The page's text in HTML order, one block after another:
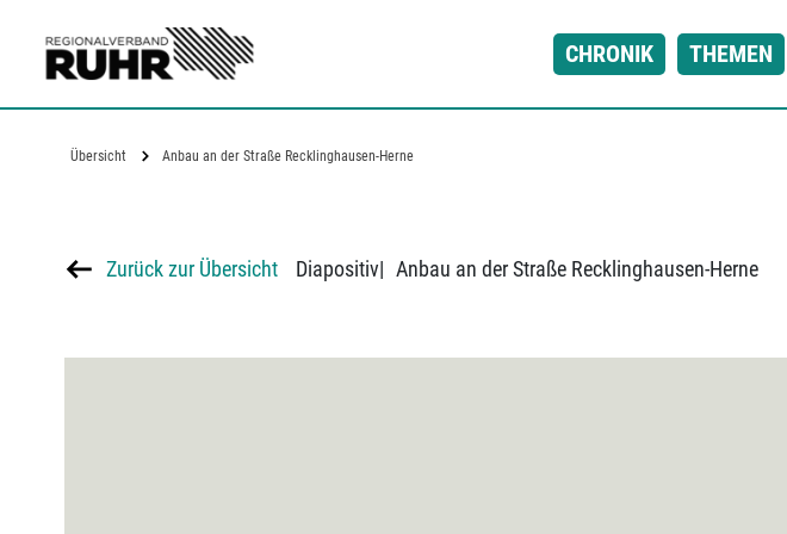
CHRONIK THEMEN
Übersicht Anbau an der Straße Recklinghausen-Herne
Zurück zur Übersicht Diapositiv| Anbau an der Straße Recklinghausen-Herne